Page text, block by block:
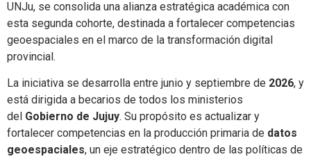
UNJu, se consolida una alianza estratégica académica con
esta segunda cohorte, destinada a fortalecer competencias
geoespaciales en el marco de la transformación digital
provincial.
La iniciativa se desarrolla entre junio y septiembre de 2026, y
está dirigida a becarios de todos los ministerios
del Gobierno de Jujuy. Su propósito es actualizar y
fortalecer competencias en la producción primaria de datos
geoespaciales, un eje estratégico dentro de las políticas de